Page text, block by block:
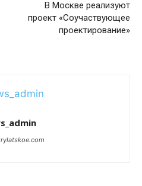
В Москве реализуют
проект «Соучаствующее
проектирование»